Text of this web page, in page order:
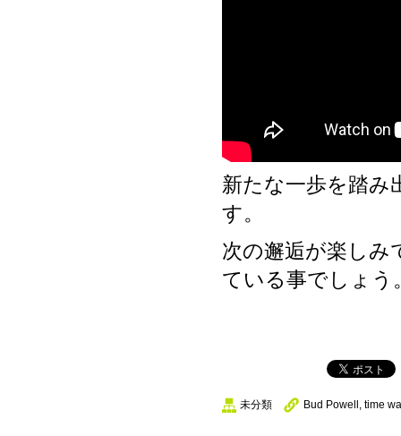
新たな一歩を踏み
す。
次の邂逅が楽しみ
ている事でしょう
未分類 Bud Powell , time